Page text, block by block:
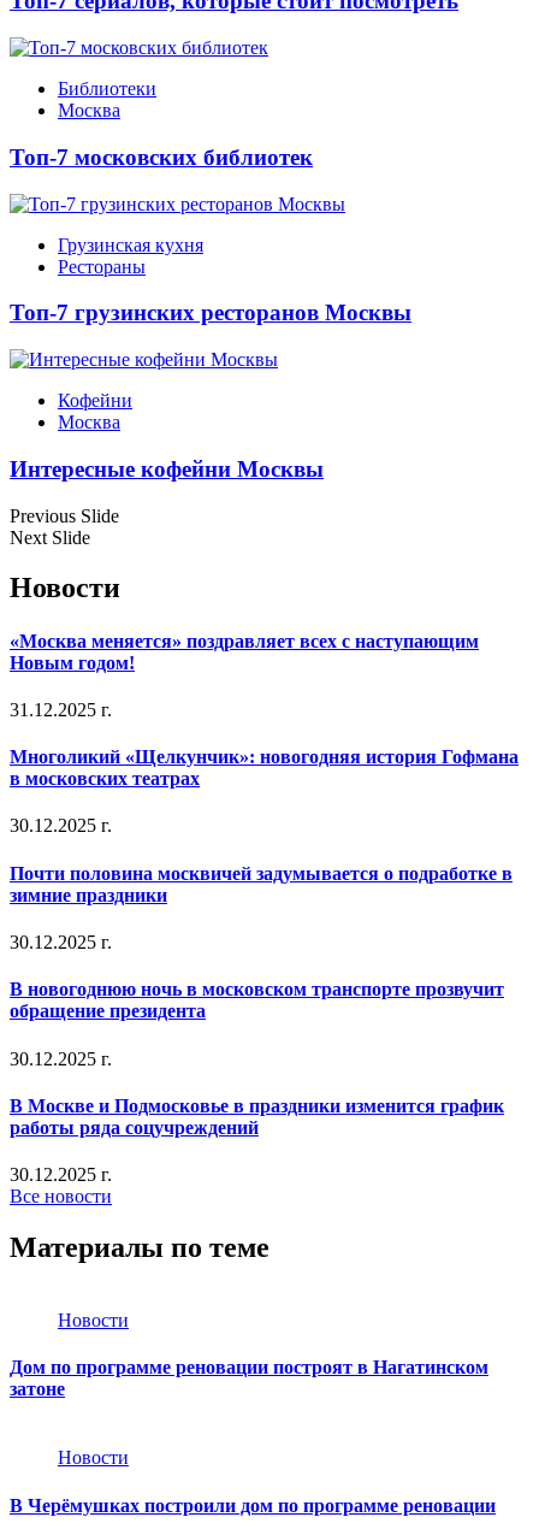
Библиотеки
Москва
Топ-7 московских библиотек
Грузинская кухня
Рестораны
Топ-7 грузинских ресторанов Москвы
Кофейни
Москва
Интересные кофейни Москвы
Previous Slide
Next Slide
Новости
«Москва меняется» поздравляет всех с наступающим
Новым годом!
31.12.2025 г.
Многоликий «Щелкунчик»: новогодняя история Гофмана
в московских театрах
30.12.2025 г.
Почти половина москвичей задумывается о подработке в
зимние праздники
30.12.2025 г.
В новогоднюю ночь в московском транспорте прозвучит
обращение президента
30.12.2025 г.
В Москве и Подмосковье в праздники изменится график
работы ряда соцучреждений
30.12.2025 г.
Все новости
Материалы по теме
Новости
Дом по программе реновации построят в Нагатинском
затоне
Новости
В Черёмушках построили дом по программе реновации